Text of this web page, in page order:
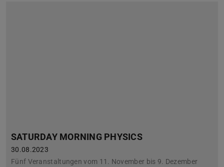
SATURDAY MORNING PHYSICS
30.08.2023
Fünf Veranstaltungen vom 11. November bis 9. Dezember